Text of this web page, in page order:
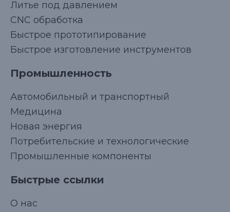
Литье под давлением
CNC обработка
Быстрое прототипирование
Быстрое изготовление инструментов
Промышленность
Автомобильный и транспортный
Медицина
Новая энергия
Потребительские и технологические
Промышленные компоненты
Быстрые ссылки
О нас